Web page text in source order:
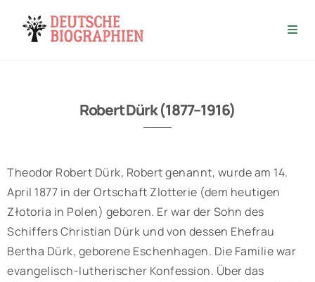
Robert Dürk (1877–1916)
Theodor Robert Dürk, Robert genannt, wurde am 14.
April 1877 in der Ortschaft Zlotterie (dem heutigen
Złotoria in Polen) geboren. Er war der Sohn des
Schiffers Christian Dürk und von dessen Ehefrau
Bertha Dürk, geborene Eschenhagen. Die Familie war
evangelisch-lutherischer Konfession. Über das